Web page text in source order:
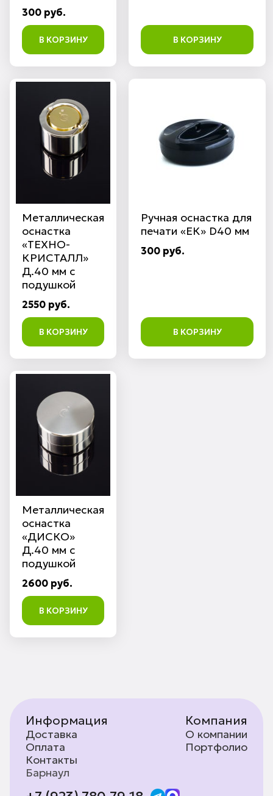
300 руб.
В КОРЗИНУ В КОРЗИНУ
Металлическая
оснастка
«ТЕХНО-
КРИСТАЛЛ»
Д.40 мм с
подушкой
2550 руб.
В КОРЗИНУ
Ручная оснастка для
печати «ЕК» D40 мм
300 руб.
В КОРЗИНУ
Металлическая
оснастка
«ДИСКО»
Д.40 мм с
подушкой
2600 руб.
В КОРЗИНУ
Информация
Доставка
Оплата
Контакты
Компания
О компании
Портфолио
Барнаул